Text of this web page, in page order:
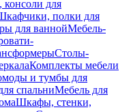
для
полки для
для ваннойМебель-
Столы-
Комплекты мебели
и тумбы для
спальниМебель для
Шкафы, стенки,